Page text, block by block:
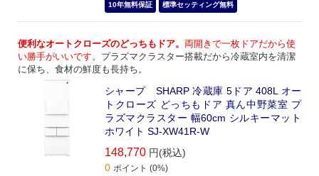
10年無料保証 標準セッティング無料
便利なオートクローズのどっちもドア。 両開きで一枚ドアだから使
い勝手がいいです。 プラズマクラスター搭載だから冷蔵室内を清潔
に保ち、食材の鮮度も長持ち。
シャープ SHARP 冷蔵庫 5ドア 408L オー
トクローズ どっちもドア 真ん中野菜室 プ
ラズマクラスター 幅60cm シルキーマット
ホワイト SJ-XW41R-W
148,770 円(税込)
0 ポイント (0%)